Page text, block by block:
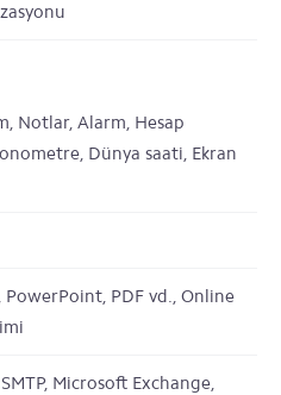
Notlar, Alarm, Hesap
Dünya saati, Ekran
PowerPoint, PDF vd., Online
SMTP, Microsoft Exchange,